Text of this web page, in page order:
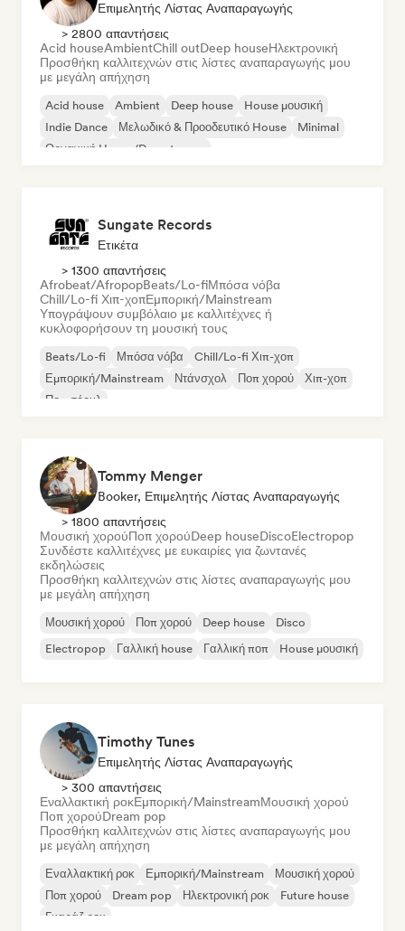
Επιμελητής Λίστας Αναπαραγωγής
> 2800 απαντήσεις
Acid houseAmbientChill outDeep houseΗλεκτρονική
Προσθήκη καλλιτεχνών στις λίστες αναπαραγωγής μου
με μεγάλη απήχηση
Acid house Ambient Deep house
House μουσική
Indie Dance
Μελωδικό & Προοδευτικό House
Minimal
Οργανική House/Downtempo
Sungate Records
Ετικέτα
> 1300 απαντήσεις
Afrobeat/AfropopBeats/Lo-fiΜπόσα νόβα
Chill/Lo-fi Χιπ-χοπΕμπορική/Mainstream
Υπογράψουν συμβόλαιο με καλλιτέχνες ή
κυκλοφορήσουν τη μουσική τους
Beats/Lo-fi Μπόσα νόβα
Chill/Lo-fi Χιπ-χοπ
Εμπορική/Mainstream
Ντάνσχολ Ποπ χορού
Χιπ-χοπ
Ποπ σόουλ
Tommy Menger
Booker, Επιμελητής Λίστας Αναπαραγωγής
> 1800 απαντήσεις
Μουσική χορούΠοπ χορούDeep houseDiscoElectropop
Συνδέστε καλλιτέχνες με ευκαιρίες για ζωντανές
εκδηλώσεις
Προσθήκη καλλιτεχνών στις λίστες αναπαραγωγής μου
με μεγάλη απήχηση
Μουσική χορού Ποπ χορού Deep house
Disco
Electropop
Γαλλική house Γαλλική ποπ House μουσική
Timothy Tunes
Επιμελητής Λίστας Αναπαραγωγής
> 300 απαντήσεις
Εναλλακτική ροκΕμπορική/MainstreamΜουσική χορού
Ποπ χορούDream pop
Προσθήκη καλλιτεχνών στις λίστες αναπαραγωγής μου
με μεγάλη απήχηση
Εναλλακτική ροκ Εμπορική/Mainstream
Μουσική χορού
Ποπ χορού
Dream pop Ηλεκτρονική ροκ
Future house
Γκαράζ ροκ